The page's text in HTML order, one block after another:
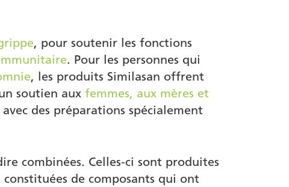
, pour soutenir les fonctions
. Pour les personnes qui
, les produits Similasan offrent
soutien aux femmes, aux mères et
avec des préparations spécialement
combinées. Celles-ci sont produites
de composants qui ont